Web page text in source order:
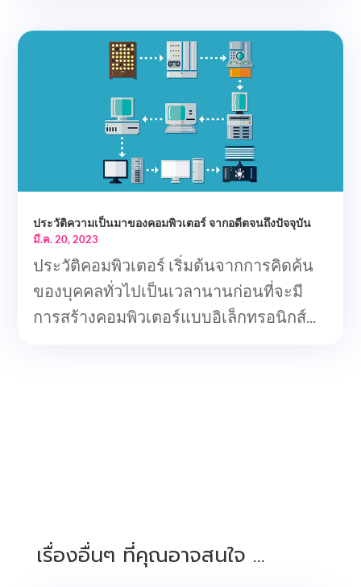
ประวัติความเป็นมาของคอมพิวเตอร์ จากอดีตจนถึงปัจจุบัน
มี.ค. 20, 2023
ประวัติคอมพิวเตอร์ เริ่มต้นจากการคิดค้น
ของบุคคลทั่วไปเป็นเวลานานก่อนที่จะมี
การสร้างคอมพิวเตอร์แบบอิเล็กทรอนิกส์...
เรื่องอื่นๆ ที่คุณอาจสนใจ …